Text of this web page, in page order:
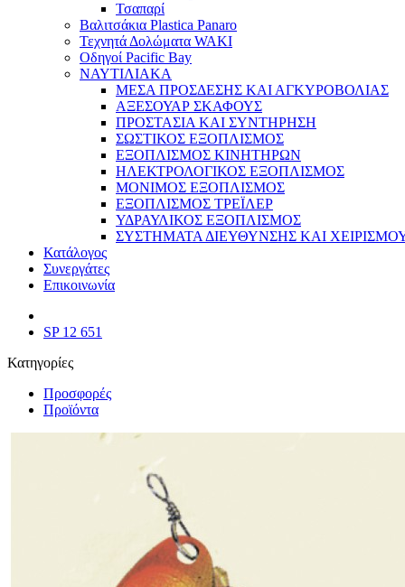
Τσαπαρί
Βαλιτσάκια Plastica Panaro
Τεχνητά Δολώματα WAKI
Οδηγοί Pacific Bay
ΝΑΥΤΙΛΙΑΚΑ
ΜΕΣΑ ΠΡΟΣΔΕΣΗΣ ΚΑΙ ΑΓΚΥΡΟΒΟΛΙΑΣ
ΑΞΕΣΟΥΑΡ ΣΚΑΦΟΥΣ
ΠΡΟΣΤΑΣΙΑ ΚΑΙ ΣΥΝΤΗΡΗΣΗ
ΣΩΣΤΙΚΟΣ ΕΞΟΠΛΙΣΜΟΣ
ΕΞΟΠΛΙΣΜΟΣ ΚΙΝΗΤΗΡΩΝ
ΗΛΕΚΤΡΟΛΟΓΙΚΟΣ ΕΞΟΠΛΙΣΜΟΣ
ΜΟΝΙΜΟΣ ΕΞΟΠΛΙΣΜΟΣ
ΕΞΟΠΛΙΣΜΟΣ ΤΡΕΪΛΕΡ
ΥΔΡΑΥΛΙΚΟΣ ΕΞΟΠΛΙΣΜΟΣ
ΣΥΣΤΗΜΑΤΑ ΔΙΕΥΘΥΝΣΗΣ ΚΑΙ
Κατάλογος
Συνεργάτες
Επικοινωνία
SP 12 651
Κατηγορίες
Προσφορές
Προϊόντα